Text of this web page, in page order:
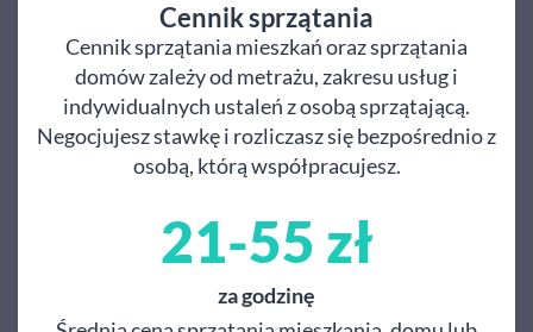
Cennik sprzątania
Cennik sprzątania mieszkań oraz sprzątania
domów zależy od metrażu, zakresu usług i
indywidualnych ustaleń z osobą sprzątającą.
Negocjujesz stawkę i rozliczasz się bezpośrednio z
osobą, którą współpracujesz.
21-55 zł
za godzinę